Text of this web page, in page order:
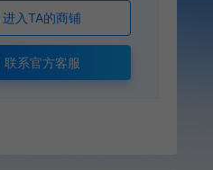
进入TA的商铺
联系官方客服